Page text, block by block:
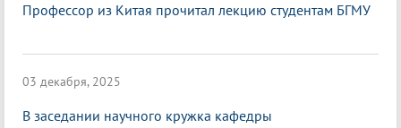
Профессор из Китая прочитал лекцию студентам БГМУ
03 декабря, 2025
В заседании научного кружка кафедры